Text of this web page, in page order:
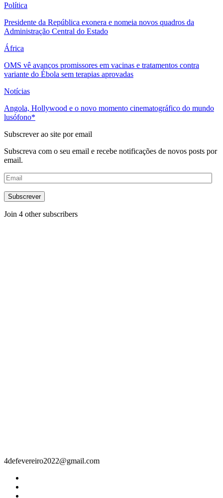
Política
Presidente da República exonera e nomeia novos quadros da
Administração Central do Estado
África
OMS vê avanços promissores em vacinas e tratamentos contra
variante do Ébola sem terapias aprovadas
Notícias
Angola, Hollywood e o novo momento cinematográfico do mundo
lusófono*
Subscrever ao site por email
Subscreva com o seu email e recebe notificações de novos posts por
email.
Email
Subscrever
Join 4 other subscribers
4defevereiro2022@gmail.com